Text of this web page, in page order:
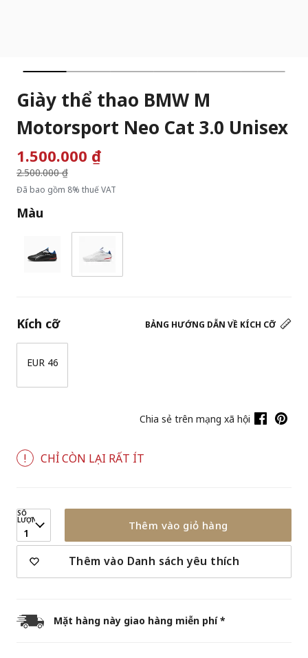
Giày thể thao BMW M
Motorsport Neo Cat 3.0 Unisex
1.500.000 ₫Giá giảm từ
2.500.000 ₫
đến
Đã bao gồm 8% thuế VAT
Màu
BẢNG HƯỚNG DẪN VỀ KÍCH CỠ
Kích cỡ
EUR 46
Chia sẻ trên mạng xã hội
CHỈ CÒN LẠI RẤT ÍT
SỐ
LƯỢNG
1
Thêm vào giỏ hàng
Thêm vào Danh sách yêu thích
Mặt hàng này giao hàng miễn phí *